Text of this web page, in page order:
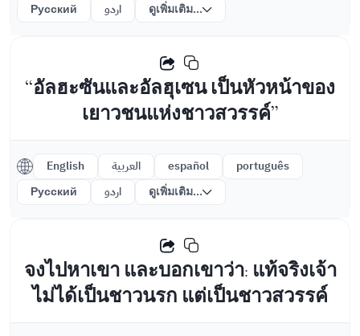
Русский
اردو ดูเพิ่มเติม...
“อัลฮะซันและอัลฮุเซน เป็นหัวหน้าของ
เยาวชนแห่งชาวสวรรค์”
English العربية español
português
Русский
اردو ดูเพิ่มเติม...
จงไปหาเขา และบอกเขาว่า: แท้จริงเจ้า
ไม่ได้เป็นชาวนรก แต่เป็นชาวสวรรค์